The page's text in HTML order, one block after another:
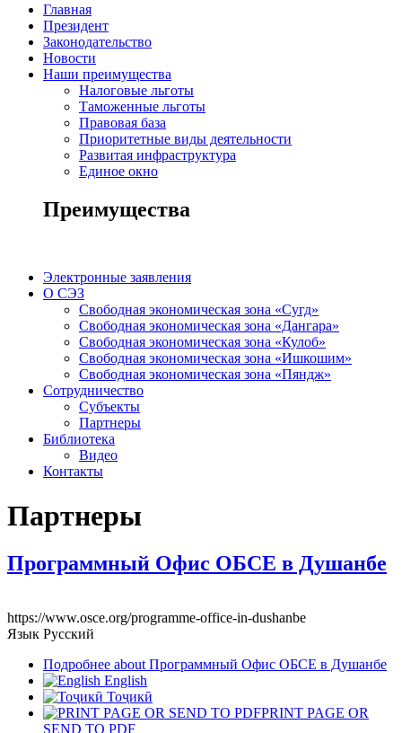
Главная
Президент
Законодательство
Новости
Наши преимущества
Налоговые льготы
Таможенные льготы
Правовая база
Приоритетные виды деятельности
Развитая инфраструктура
Единое окно
Преимущества
Электронные заявления
О СЭЗ
Свободная экономическая зона «Сугд»
Свободная экономическая зона «Дангара»
Свободная экономическая зона «Кулоб»
Свободная экономическая зона «Ишкошим»
Свободная экономическая зона «Пяндж»
Сотрудничество
Субъекты
Партнеры
Библиотека
Видео
Контакты
Партнеры
Программный Офис ОБСЕ в Душанбе
https://www.osce.org/programme-office-in-dushanbe
Язык Русский
Подробнее about Программный Офис ОБСЕ в Душанбе
English
Тоҷикӣ
PRINT PAGE OR
SEND TO PDF